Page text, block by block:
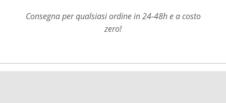
Consegna per qualsiasi ordine in 24-48h e a costo
zero!